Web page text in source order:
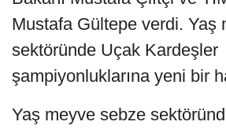
Mustafa Gültepe verdi. Yaş
sektöründe Uçak Kardeşler
şampiyonluklarına yeni bir
Yaş meyve sebze